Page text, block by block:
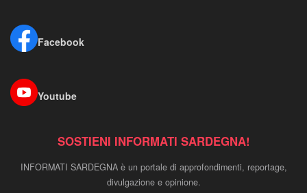
Facebook
Youtube
SOSTIENI INFORMATI SARDEGNA!
INFORMATI SARDEGNA è un portale di approfondimenti, reportage,
divulgazione e opinione.